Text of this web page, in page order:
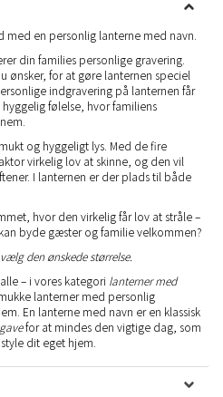
med en personlig lanterne med navn.
din families personlige gravering.
ønsker, for at gøre lanternen speciel
indgravering på lanternen får
følelse, hvor familiens
og hyggeligt lys. Med de fire
virkelig lov at skinne, og den vil
I lanternen er der plads til både
hvor den virkelig får lov at stråle –
byde gæster og familie velkommen?
den ønskede størrelse.
– i vores kategori lanterner med
lanterner med personlig
En lanterne med navn er en klassisk
for at mindes den vigtige dag, som
dit eget hjem.